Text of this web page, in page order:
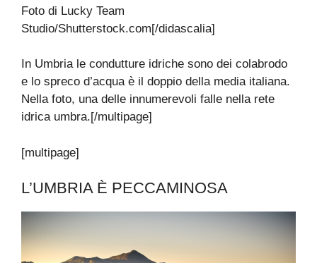
Foto di Lucky Team
Studio/Shutterstock.com[/didascalia]
In Umbria le condutture idriche sono dei colabrodo
e lo spreco d’acqua è il doppio della media italiana.
Nella foto, una delle innumerevoli falle nella rete
idrica umbra.[/multipage]
[multipage]
L’UMBRIA È PECCAMINOSA